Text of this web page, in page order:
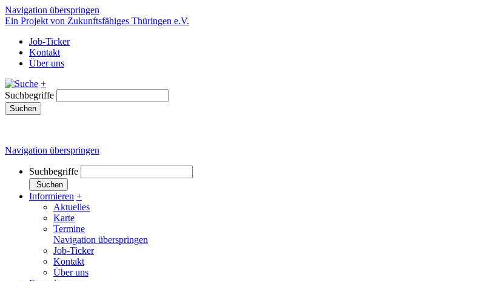
Navigation überspringen
Ein Projekt von Zukunftsfähiges Thüringen e.V.
Job-Ticker
Kontakt
Über uns
+
Suchbegriffe
Suchen
Navigation überspringen
Suchbegriffe
Suchen
Informieren +
Aktuelles
Karte
Termine
Navigation überspringen
Job-Ticker
Kontakt
Über uns